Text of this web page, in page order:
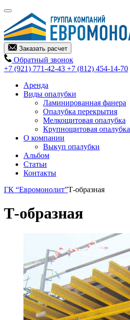
Заказать расчет
Обратный звонок
+7 (921) 771-42-43 +7 (812) 454-14-70
Аренда
Виды опалубки
Ламинированная фанера
Опалубка перекрытия
Мелкощитовая опалубка
Крупнощитовая опалубка
О компании
Выкуп опалубки
Альбом
Статьи
Контакты
ГК “Евромонолит”Т-образная
Т-образная